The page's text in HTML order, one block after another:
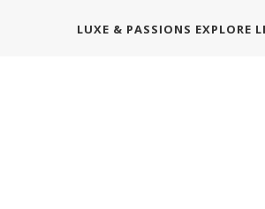
LUXE & PASSIONS EXPLORE